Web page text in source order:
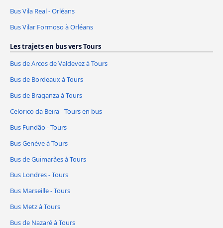
Bus Vila Real - Orléans
Bus Vilar Formoso à Orléans
Les trajets en bus vers Tours
Bus de Arcos de Valdevez à Tours
Bus de Bordeaux à Tours
Bus de Braganza à Tours
Celorico da Beira - Tours en bus
Bus Fundão - Tours
Bus Genève à Tours
Bus de Guimarães à Tours
Bus Londres - Tours
Bus Marseille - Tours
Bus Metz à Tours
Bus de Nazaré à Tours